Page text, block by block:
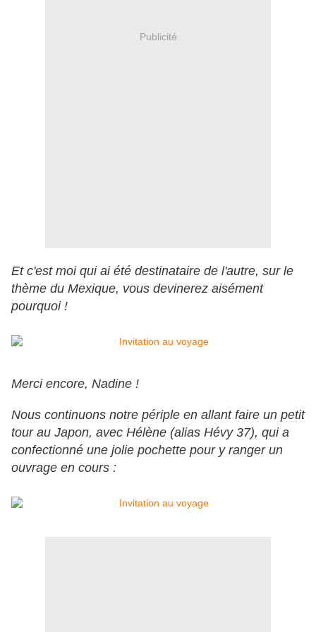
Publicité
Et c'est moi qui ai été destinataire de l'autre, sur le
thème du Mexique, vous devinerez aisément
pourquoi !
Merci encore, Nadine !
Nous continuons notre périple en allant faire un petit
tour au Japon, avec Hélène (alias Hévy 37), qui a
confectionné une jolie pochette pour y ranger un
ouvrage en cours :